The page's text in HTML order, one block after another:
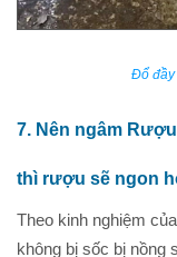
Đổ đầy
7. Nên ngâm
thì rượu sẽ ngon
Theo kinh nghiệm
không bị sốc bị nồng